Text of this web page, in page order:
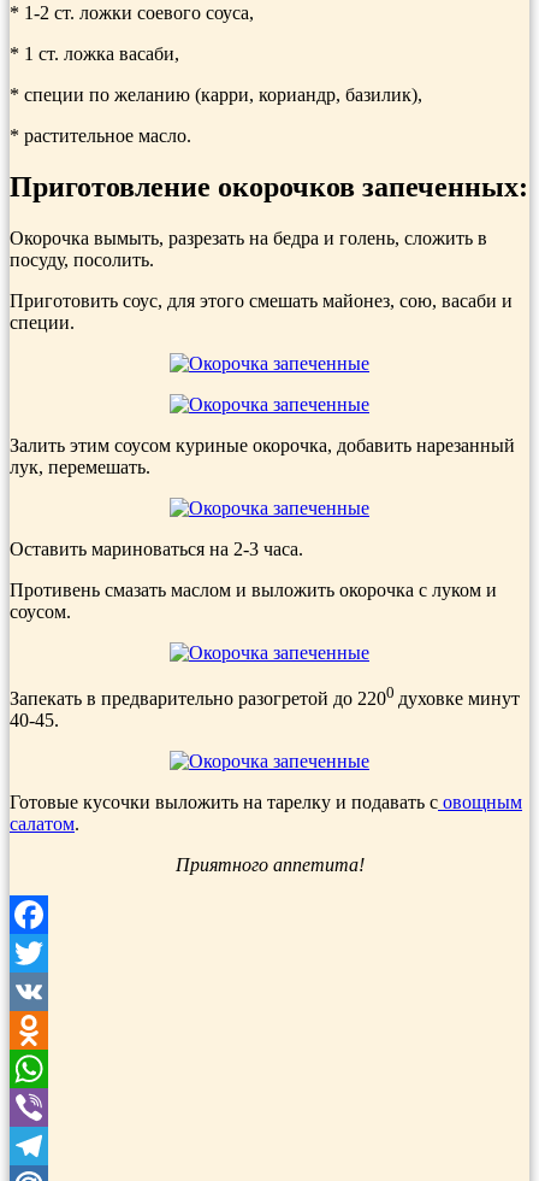
* 1-2 ст. ложки соевого соуса,
* 1 ст. ложка васаби,
* специи по желанию (карри, кориандр, базилик),
* растительное масло.
Приготовление окорочков запеченных:
Окорочка вымыть, разрезать на бедра и голень, сложить в
посуду, посолить.
Приготовить соус, для этого смешать майонез, сою, васаби и
специи.
Залить этим соусом куриные окорочка, добавить нарезанный
лук, перемешать.
Оставить мариноваться на 2-3 часа.
Противень смазать маслом и выложить окорочка с луком и
соусом.
Запекать в предварительно разогретой до 2200 духовке минут
40-45.
Готовые кусочки выложить на тарелку и подавать с овощным
салатом.
Приятного аппетита!
Facebook
Twitter
VK
Odnoklassniki
WhatsApp
Viber